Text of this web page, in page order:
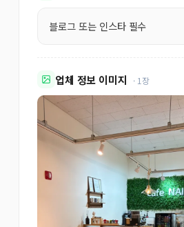
블로그 또는 인스타 필수
업체 정보 이미지 · 1장